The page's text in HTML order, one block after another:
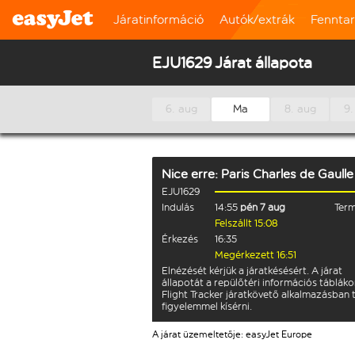
Járatinformáció Autók/extrák
EJU1629 Járat állapota
6. aug Ma 8. aug
Nice erre: Paris Charles de Gaulle
EJU1629
Indulás
14:55 pén 7 aug
Felszállt 15:08
Érkezés
16:35
Megérkezett 16:51
Elnézését kérjük a járatkésésért. A járat
állapotát a repülőtéri információs
Flight Tracker járatkövető alkalmazásban
figyelemmel kísérni.
A járat üzemeltetője: easyJet Europe